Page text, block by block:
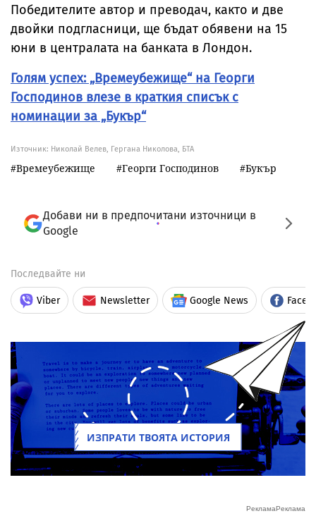
Победителите автор и преводач, както и две
двойки подгласници, ще бъдат обявени на 15
юни в централата на банката в Лондон.
Голям успех: „Времеубежище“ на Георги
Господинов влезе в краткия списък с
номинации за „Букър“
Източник: Николай Велев, Гергана Николова, БТА
Времеубежище Георги Господинов Букър
Добави ни в предпочитани източници в
Google
Последвайте ни
Viber Newsletter Google News
ИЗПРАТИ ТВОЯТА ИСТОРИЯ